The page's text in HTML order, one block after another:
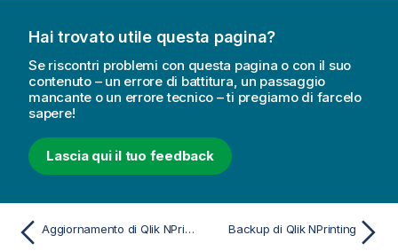
Hai trovato utile questa pagina?
Se riscontri problemi con questa pagina o con il suo
contenuto – un errore di battitura, un passaggio
mancante o un errore tecnico – ti pregiamo di farcelo
sapere!
Lascia qui il tuo feedback
Aggiornamento di Qlik NPrinting Backup di Qlik NPrinting